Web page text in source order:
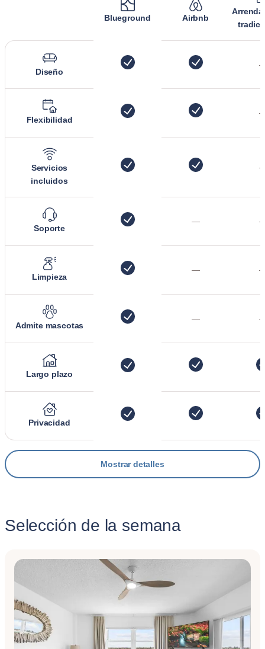
Blueground Airbnb
Diseño
Flexibilidad
Servicios
incluidos
Soporte
—
Limpieza
—
Admite mascotas
—
Largo plazo
Privacidad
Mostrar detalles
Selección de la semana